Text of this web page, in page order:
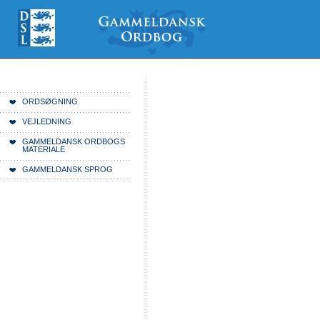
indhold
Videre
værktøjer
ORDSØGNING
VEJLEDNING
GAMMELDANSK ORDBOGS
MATERIALE
GAMMELDANSK SPROG